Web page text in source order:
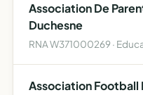
pa…
Association De
Duchesne
RNA W371000269 ·
Association Football